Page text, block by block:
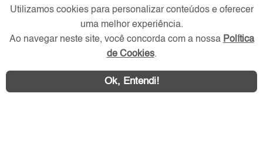
Verificada por
Redes Sociais
Utilizamos cookies para personalizar conteúdos e oferecer
uma melhor experiência.
Ao navegar neste site, você concorda com a nossa Política
de Cookies.
Ok, Entendi!